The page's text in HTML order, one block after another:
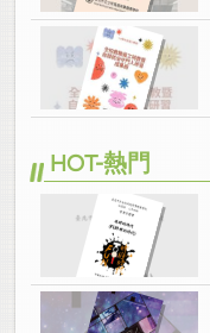
HOT-熱門